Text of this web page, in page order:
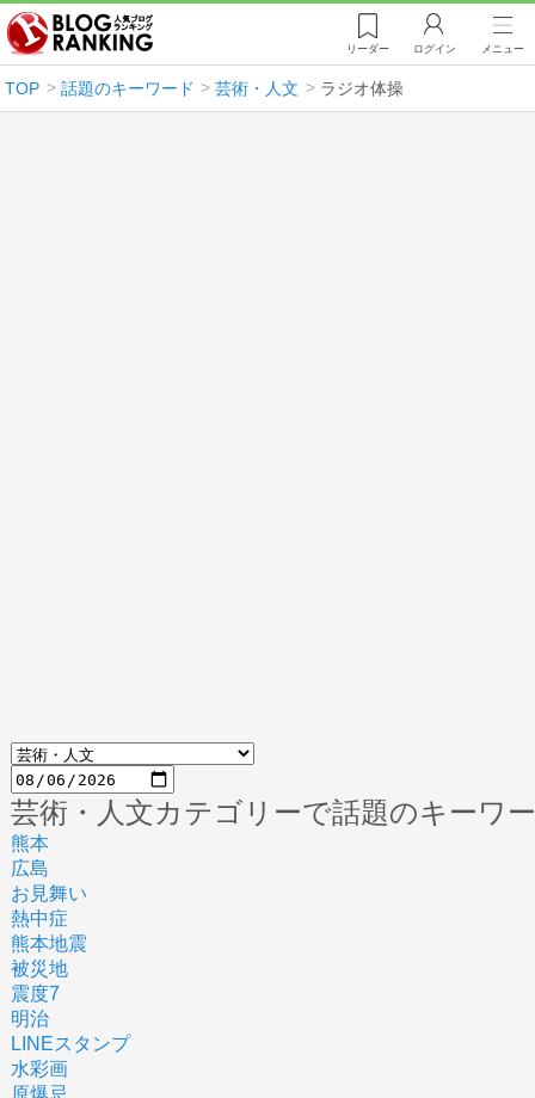
リーダー ログイン メニュー
TOP 話題のキーワード 芸術・人文 ラジオ体操
芸術・人文カテゴリーで話題のキーワ
熊本
広島
お見舞い
熱中症
熊本地震
被災地
震度7
明治
LINEスタンプ
水彩画